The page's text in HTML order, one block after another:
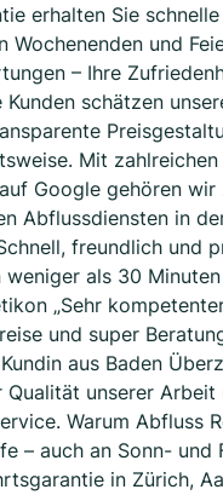
erhalten Sie
Wochenenden und
– Ihre
schätzen
Mit
Google gehören wir
Abflussdiensten in
freundlich und
als 30
„Sehr
und super
aus Baden
unserer Arbeit
Warum Abfluss
– auch an Sonn- und
in Zürich,